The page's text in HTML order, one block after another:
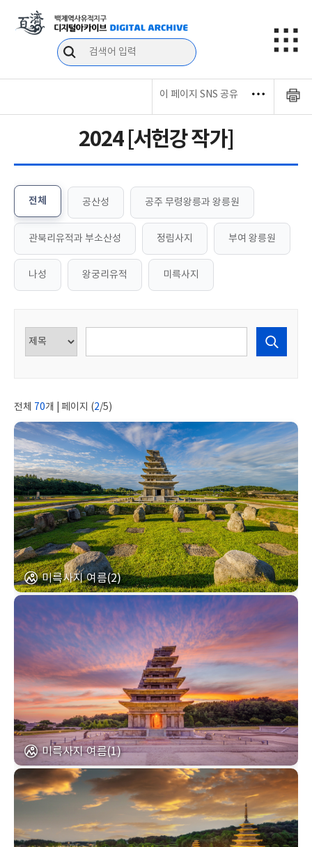
이 페이지 SNS 공유
2024 [서헌강 작가]
전체 공산성 공주 무령왕릉과 왕릉원
관북리유적과 부소산성 정림사지 부여 왕릉원
나성 왕궁리유적 미륵사지
전체 70개 | 페이지 (2/5)
미륵사지 여름(2)
미륵사지 여름(1)